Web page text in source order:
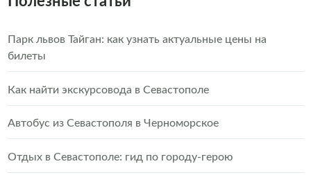
Парк львов Тайган: как узнать актуальные цены на
билеты
Как найти экскурсовода в Севастополе
Автобус из Севастополя в Черноморское
Отдых в Севастополе: гид по городу-герою